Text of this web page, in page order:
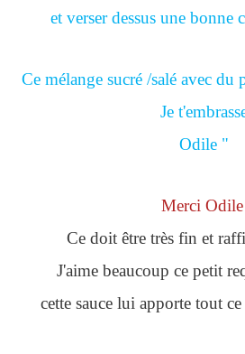
et verser dessus une bonne
Ce mélange sucré /salé avec du
Je
Odile "
Merci Odile
Ce doit être très fin et
J'aime beaucoup ce petit
cette sauce lui apporte tout